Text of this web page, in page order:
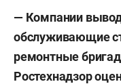
— Компании
обслуживающие
ремонтные
Ростехнадзор